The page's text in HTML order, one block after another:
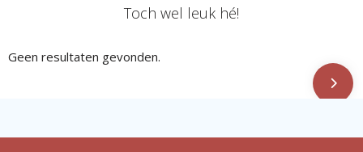
Toch wel leuk hé!
Geen resultaten gevonden.